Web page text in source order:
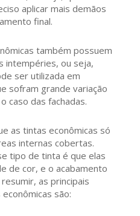
aplicar mais demãos
final.
também possuem
intempéries, ou seja,
ser utilizada em
sofram grande variação
caso das fachadas.
as tintas econômicas só
internas cobertas.
tipo de tinta é que elas
de cor, e o acabamento
as principais
são: